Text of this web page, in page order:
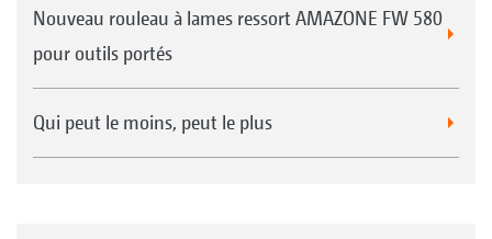
Nouveau rouleau à lames ressort AMAZONE FW 580
pour outils portés
Qui peut le moins, peut le plus